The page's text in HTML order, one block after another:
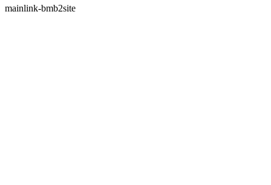
mainlink-bmb2site